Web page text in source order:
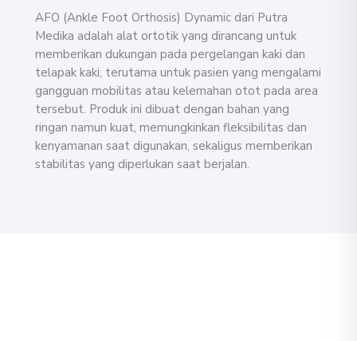
AFO (Ankle Foot Orthosis) Dynamic dari Putra
Medika adalah alat ortotik yang dirancang untuk
memberikan dukungan pada pergelangan kaki dan
telapak kaki, terutama untuk pasien yang mengalami
gangguan mobilitas atau kelemahan otot pada area
tersebut. Produk ini dibuat dengan bahan yang
ringan namun kuat, memungkinkan fleksibilitas dan
kenyamanan saat digunakan, sekaligus memberikan
stabilitas yang diperlukan saat berjalan.